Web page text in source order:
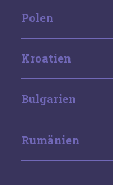
Polen
Kroatien
Bulgarien
Rumänien